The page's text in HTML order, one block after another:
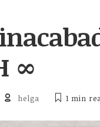
∞
helga 1 min